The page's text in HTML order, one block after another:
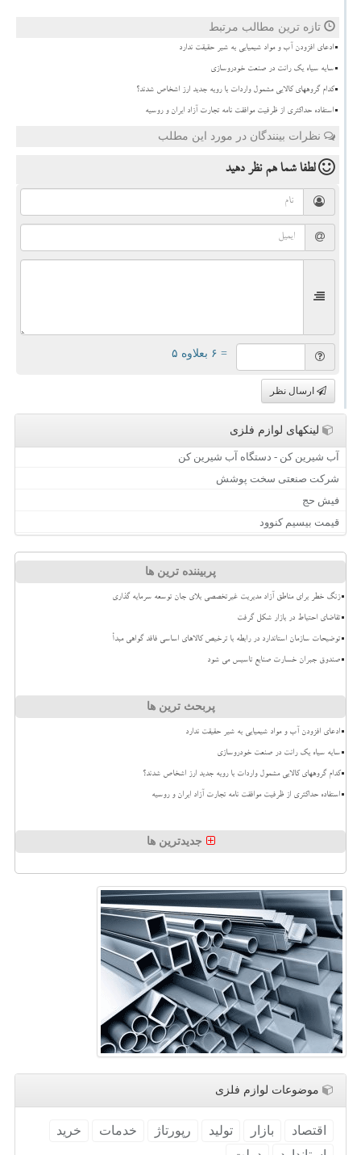
تازه ترین مطالب مرتبط
ادعای افزودن آب و مواد شیمیایی به شیر حقیقت ندارد
سایه سیاه یک رانت در صنعت خودروسازی
کدام گروههای کالایی مشمول واردات با رویه جدید ارز اشخاص شدند؟
استفاده حداکثری از ظرفیت موافقت نامه تجارت آزاد ایران و روسیه
نظرات بینندگان در مورد این مطلب
لطفا شما همنظر دهید
= ۶ بعلاوه ۵
ارسال نظر
لینکهای لوازم فلزی
آب شیرین کن - دستگاه آب شیرین کن
شرکت صنعتی سخت پوشش
فیش حج
قیمت بیسیم کنوود
پربیننده ترین ها
زنگ خطر برای مناطق آزاد مدیریت غیرتخصصی بلای جان توسعه سرمایه گذاری
تقاضای احتیاط در بازار شکل گرفت
توضیحات سازمان استاندارد در رابطه با ترخیص کالاهای اساسی فاقد گواهی مبدأ
صندوق جبران خسارت صنایع تاسیس می شود
پربحث ترین ها
ادعای افزودن آب و مواد شیمیایی به شیر حقیقت ندارد
سایه سیاه یک رانت در صنعت خودروسازی
کدام گروههای کالایی مشمول واردات با رویه جدید ارز اشخاص شدند؟
استفاده حداکثری از ظرفیت موافقت نامه تجارت آزاد ایران و روسیه
جدیدترین ها
موضوعات لوازم فلزی
اقتصاد بازار تولید رپورتاژ خدمات
خرید